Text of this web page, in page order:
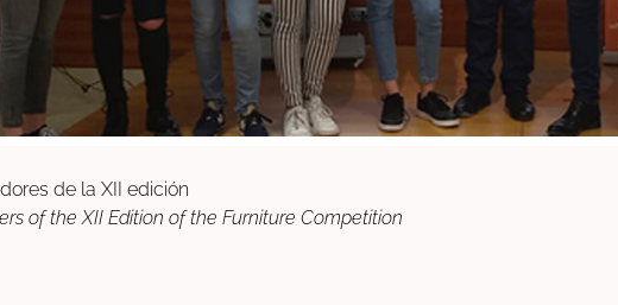
de la XII edición
of the XII Edition of the Furniture Competition